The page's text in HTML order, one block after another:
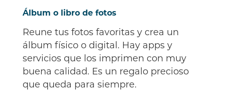
Álbum o libro de fotos
Reune tus fotos favoritas y crea un
álbum físico o digital. Hay apps y
servicios que los imprimen con muy
buena calidad. Es un regalo precioso
que queda para siempre.